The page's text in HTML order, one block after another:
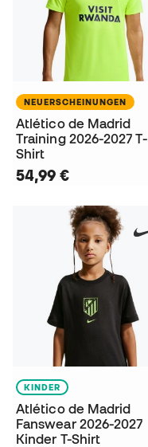
NEUERSCHEINUNGEN
Atlético de Madrid
Training 2026-2027 T-
Shirt
54,99 €
KINDER
Atlético de Madrid
Fanswear 2026-2027
Kinder T-Shirt